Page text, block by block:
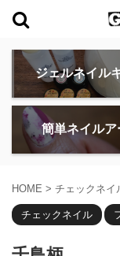
ジェルネイル
簡単ネイルア
HOME > チェックネイ
チェックネイル